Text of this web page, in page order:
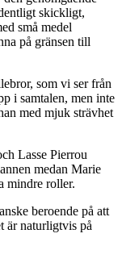
skickligt,
små medel
på gränsen till
som vi ser från
i samtalen, men inte
med mjuk strävhet
Lasse Pierrou
medan Marie
mindre roller.
beroende på att
är naturligtvis på